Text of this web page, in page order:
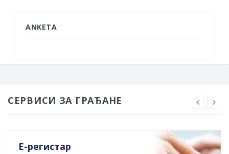
ANKETA
СЕРВИСИ ЗА ГРАЂАНЕ
Е-регистар